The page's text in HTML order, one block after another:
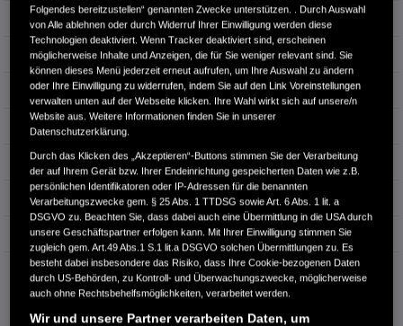
Kraftstoffart Benzin
Getriebe Automatik
Türen 5
Leistung
Hubraum 1.993 cm³
Erstzulassung 12.2023
Bauart SUV
AUTO-ZENTRUM WOLLSTADT GMBH & CO. KG
Schulstr. 41
Folgendes bereitzustellen“ genannten Zwecke unterstützen. . Durch Auswahl
von Alle ablehnen oder durch Widerruf Ihrer Einwilligung werden diese
Technologien deaktiviert. Wenn Tracker deaktiviert sind, erscheinen
möglicherweise Inhalte und Anzeigen, die für Sie weniger relevant sind. Sie
können dieses Menü jederzeit erneut aufrufen, um Ihre Auswahl zu ändern
oder Ihre Einwilligung zu widerrufen, indem Sie auf den Link Voreinstellungen
verwalten unten auf der Webseite klicken. Ihre Wahl wirkt sich auf unsere/n
Website aus. Weitere Informationen finden Sie in unserer
Datenschutzerklärung.
Durch das Klicken des „Akzeptieren“-Buttons stimmen Sie der Verarbeitung
der auf Ihrem Gerät bzw. Ihrer Endeinrichtung gespeicherten Daten wie z.B.
persönlichen Identifikatoren oder IP-Adressen für die benannten
Verarbeitungszwecke gem. § 25 Abs. 1 TTDSG sowie Art. 6 Abs. 1 lit. a
DSGVO zu. Beachten Sie, dass dabei auch eine Übermittlung in die USA durch
unsere Geschäftspartner erfolgen kann. Mit Ihrer Einwilligung stimmen Sie
zugleich gem. Art.49 Abs.1 S.1 lit.a DSGVO solchen Übermittlungen zu. Es
besteht dabei insbesondere das Risiko, dass Ihre Cookie-bezogenen Daten
durch US-Behörden, zu Kontroll- und Überwachungszwecke, möglicherweise
auch ohne Rechtsbehelfsmöglichkeiten, verarbeitet werden.
Wir und unsere Partner verarbeiten Daten, um